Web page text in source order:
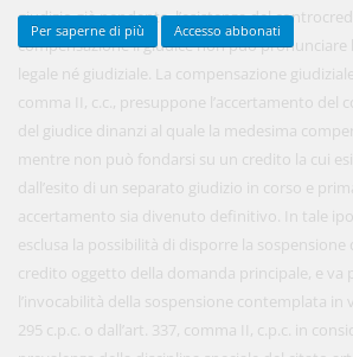
giudizio già pendente, l’esistenza del
compensazione il giudice non può pronunciare
legale né giudiziale. La compensazione
comma II, c.c., presuppone l’accertamento del
del giudice dinanzi al quale la medesima
mentre non può fondarsi su un credito la cui
dall’esito di un separato giudizio in corso e
accertamento sia divenuto definitivo. In tale
esclusa la possibilità di disporre la sospensione
credito oggetto della domanda principale, e va
l’invocabilità della sospensione contemplata in
295 c.p.c. o dall’art. 337, comma II, c.p.c. in
Per saperne di più Accesso abbonati